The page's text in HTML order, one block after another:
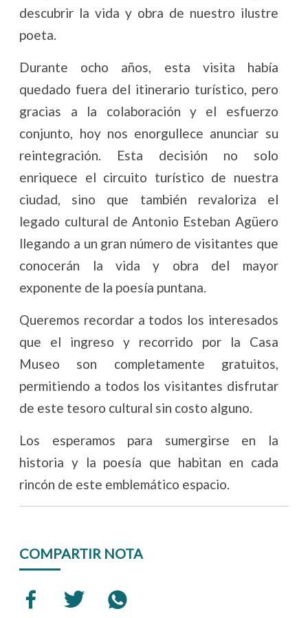
descubrir la vida y obra de nuestro ilustre
poeta.
Durante ocho años, esta visita había
quedado fuera del itinerario turístico, pero
gracias a la colaboración y el esfuerzo
conjunto, hoy nos enorgullece anunciar su
reintegración. Esta decisión no solo
enriquece el circuito turístico de nuestra
ciudad, sino que también revaloriza el
legado cultural de Antonio Esteban Agüero
llegando a un gran número de visitantes que
conocerán la vida y obra del mayor
exponente de la poesía puntana.
Queremos recordar a todos los interesados
que el ingreso y recorrido por la Casa
Museo son completamente gratuitos,
permitiendo a todos los visitantes disfrutar
de este tesoro cultural sin costo alguno.
Los esperamos para sumergirse en la
historia y la poesía que habitan en cada
rincón de este emblemático espacio.
COMPARTIR NOTA